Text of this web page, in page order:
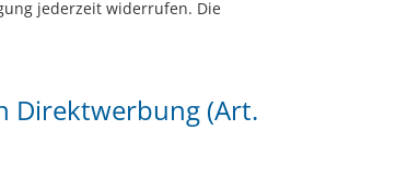
jederzeit widerrufen. Die
Direktwerbung (Art.